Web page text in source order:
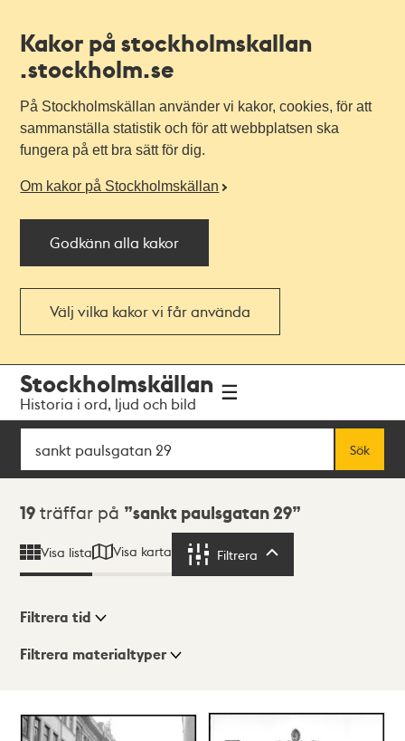
Kakor på stockholmskallan
.stockholm.se
På Stockholmskällan använder vi kakor, cookies, för att
sammanställa statistik och för att webbplatsen ska
fungera på ett bra sätt för dig.
Om kakor på Stockholmskällan
Godkänn alla kakor
Välj vilka kakor vi får använda
navigationen
huvudinnehållet
Stockholmskällan
Historia i ord, ljud och bild
Sök
Sök
Sökresultat
19 träffar på sankt paulsgatan 29
Visa lista Visa karta Filtrera
Visningsläge
Lista
Karta
Filtrera tid
Filtrera materialtyper
träffar